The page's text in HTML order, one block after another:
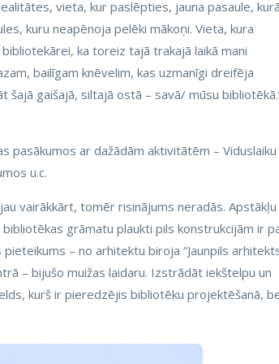
vieta, kur paslēpties, jauna pasaule, kurā
kuru neapēnoja pelēki mākoņi. Vieta, kura
ka toreiz tajā trakajā laikā mani
bailīgam knēvelim, kas uzmanīgi dreifēja
gaišajā, siltajā ostā – savā/ mūsu
ar dažādām aktivitātēm – Viduslaiku
u.c.
vairākkārt, tomēr risinājums neradās. Apstākļu
grāmatu plaukti pils konstrukcijām ir
– no arhitektu biroja “Jaunpils
– bijušo muižas laidaru. Izstrādāt iekštelpu un
kurš ir pieredzējis bibliotēku projektēšanā,